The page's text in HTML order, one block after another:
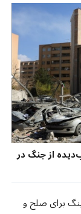
از جنگ در
برای صلح و